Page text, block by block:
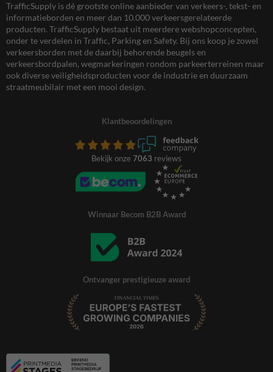
TrafficSupply is dé grootste online aanbieder van verkeers-, tekst- en
informatieborden en meer dan 10.000 verkeersgerelateerde
producten. TrafficSupply bestaat uit meerdere webshopconcepten,
onder te verdelen in Traffic, Parking en Safety. Bij ons koop je zowel
verkeersborden met de daarbij behorende beugels en
verkeersbordpalen, wegmarkeringen rondom parkeerterreinen maar
ook diverse veiligheidsproducten voor de industrie en duurzaam
straatmeubilair met een mooi design.
Klantbeoordelingen
Bekijk onze 7063 reviews
Winnaar Becom B2B Award
Ontvanger prestigieuze award